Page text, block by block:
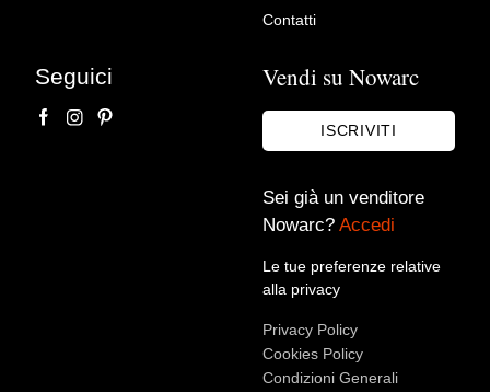
architettonico
Voglio rimanere aggiornato sulle ultime novità.
Contatti
Seguici Vendi su Nowarc
ISCRIVITI
Sei già un venditore
Nowarc? Accedi
Le tue preferenze relative
alla privacy
Privacy Policy
Cookies Policy
Condizioni Generali